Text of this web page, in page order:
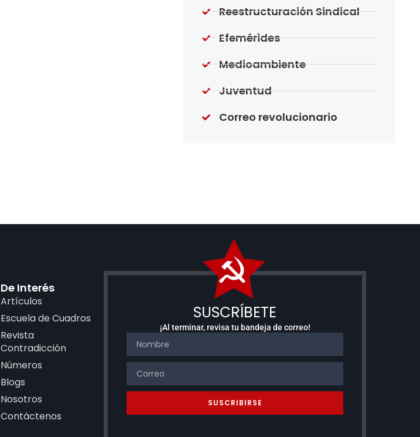
Reestructuración Sindical
Efemérides
Medioambiente
Juventud
Correo revolucionario
De Interés
Artículos
Escuela de Cuadros
Revista
Contradicción
Números
Blogs
Nosotros
Contáctenos
SUSCRÍBETE
¡Al terminar, revisa tu bandeja de correo!
SUSCRIBIRSE